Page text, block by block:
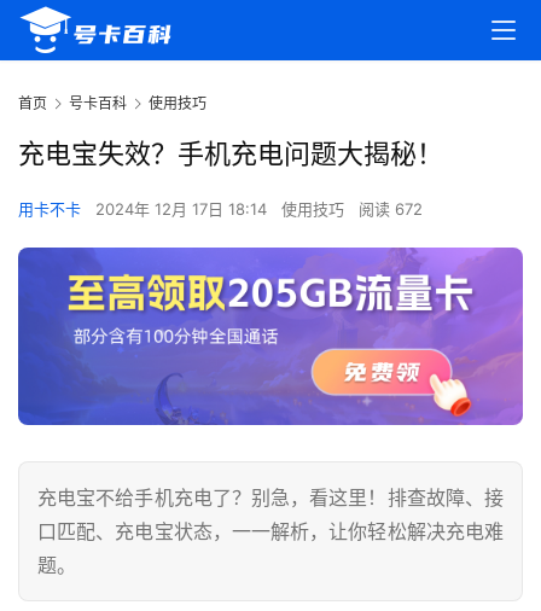
首页 号卡百科 使用技巧
充电宝失效？手机充电问题大揭秘！
用卡不卡 2024年 12月 17日 18:14 使用技巧 阅读 672
充电宝不给手机充电了？别急，看这里！排查故障、接
口匹配、充电宝状态，一一解析，让你轻松解决充电难
题。